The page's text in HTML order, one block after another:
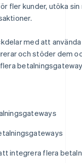
fler kunder, utöka sin
med att
och stöder dem
integrera flera